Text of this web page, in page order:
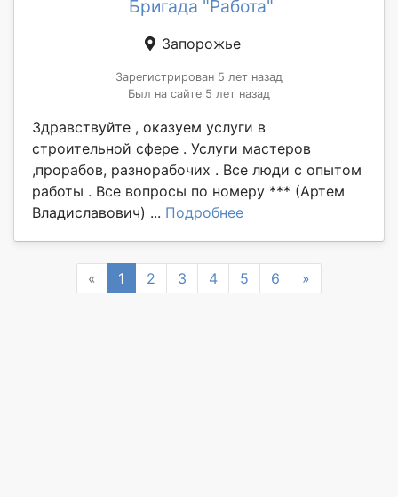
Бригада "Работа"
Запорожье
Зарегистрирован 5 лет назад
Был на сайте 5 лет назад
Здравствуйте , оказуем услуги в
строительной сфере . Услуги мастеров
,прорабов, разнорабочих . Все люди с опытом
работы . Все вопросы по номеру *** (Артем
Владиславович) ... Подробнее
« Previous
1 2 3 4 5 6 »